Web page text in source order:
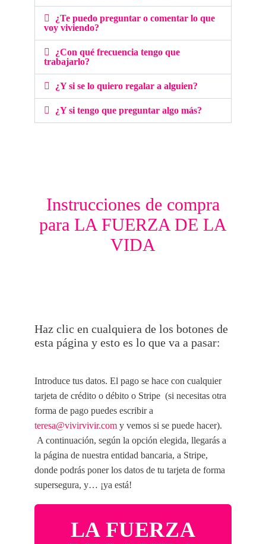
¿Te puedo preguntar o comentar lo que
voy viviendo?
¿Con qué frecuencia tengo que
trabajarlo?
¿Y si se lo quiero regalar a alguien?
¿Y si tengo que preguntar algo más?
Instrucciones de compra
para LA FUERZA DE LA
VIDA
Haz clic en cualquiera de los botones de
esta página y esto es lo que va a pasar:
Introduce tus datos. El pago se hace con cualquier
tarjeta de crédito o débito o Stripe (si necesitas otra
forma de pago puedes escribir a
teresa@vivirvivir.com y vemos si se puede hacer).
A continuación, según la opción elegida, llegarás a
la página de nuestra entidad bancaria, a Stripe,
donde podrás poner los datos de tu tarjeta de forma
supersegura, y… ¡ya está!
LA FUERZA